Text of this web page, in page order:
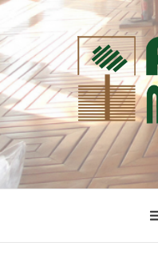
Pular
para
o
conteúdo
Dicas e Novidades sobre